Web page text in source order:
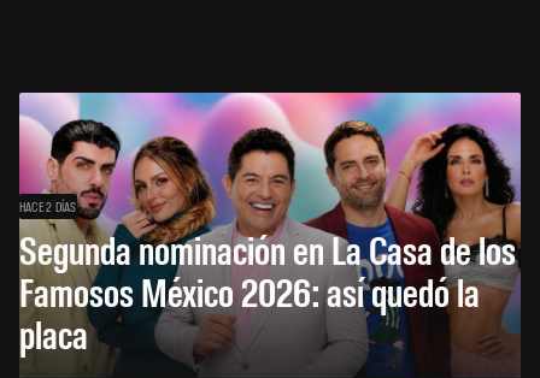
HACE 2 DÍAS
Segunda nominación en La Casa de los
Famosos México 2026: así quedó la
placa